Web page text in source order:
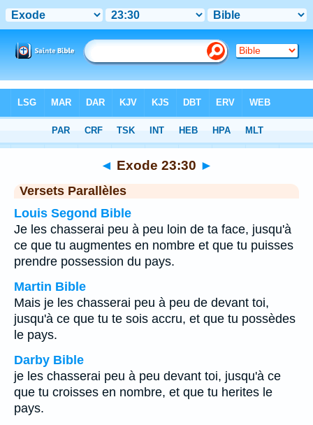
Chapitre 23> Verset 30
◄ Exode 23:30 ►
Versets Parallèles
Louis Segond Bible
Je les chasserai peu à peu loin de ta face, jusqu'à
ce que tu augmentes en nombre et que tu puisses
prendre possession du pays.
Martin Bible
Mais je les chasserai peu à peu de devant toi,
jusqu'à ce que tu te sois accru, et que tu possèdes
le pays.
Darby Bible
je les chasserai peu à peu devant toi, jusqu'à ce
que tu croisses en nombre, et que tu herites le
pays.